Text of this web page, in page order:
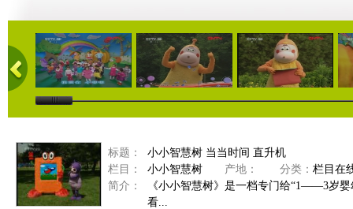
01:02 03:24 01:26
标题：
小小智慧树 当当时间 直升机
栏目：
小小智慧树 产地： 分类： 栏目在
简介：
《小小智慧树》是一档专门给“1——3岁
看...